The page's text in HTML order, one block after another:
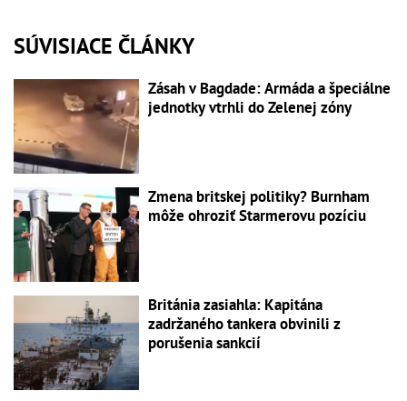
SÚVISIACE ČLÁNKY
Zásah v Bagdade: Armáda a špeciálne
jednotky vtrhli do Zelenej zóny
Zmena britskej politiky? Burnham
môže ohroziť Starmerovu pozíciu
Británia zasiahla: Kapitána
zadržaného tankera obvinili z
porušenia sankcií